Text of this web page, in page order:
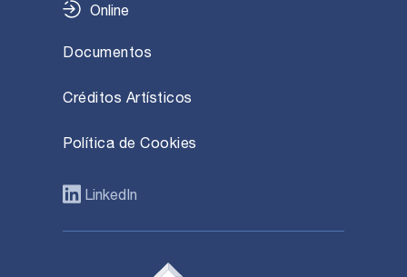
Online
Documentos
Créditos Artísticos
Política de Cookies
LinkedIn